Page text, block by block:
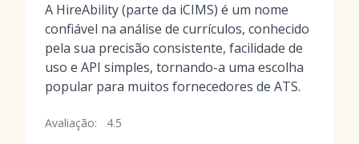
A HireAbility (parte da iCIMS) é um nome
confiável na análise de currículos, conhecido
pela sua precisão consistente, facilidade de
uso e API simples, tornando-a uma escolha
popular para muitos fornecedores de ATS.
Avaliação: 4.5